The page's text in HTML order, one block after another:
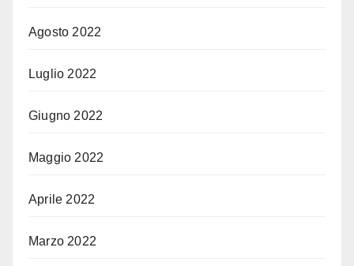
Agosto 2022
Luglio 2022
Giugno 2022
Maggio 2022
Aprile 2022
Marzo 2022